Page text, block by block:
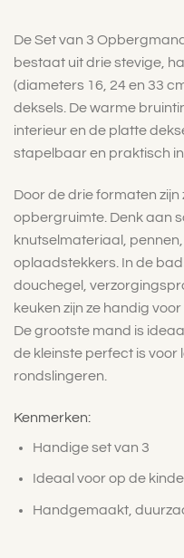
De Set van 3
bestaat uit drie stevige,
(diameters 16, 24 en 33
deksels. De warme
interieur en de platte
stapelbaar en praktisch
Door de drie formaten
opbergruimte. Denk aan
knutselmateriaal,
oplaadstekkers. In de
douchegel,
keuken zijn ze handig
De grootste mand is
de kleinste perfect is
rondslingeren.
Kenmerken:
Handige set van 3
Ideaal voor op de
Handgemaakt,